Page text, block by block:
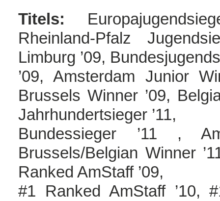
Titels:
Rheinland-Pfalz
Limburg ’09,
’09, Amsterdam Junior
Brussels Winner ’09,
Jahrhundertsieger ’11,
Bundessieger ’11 ,
Brussels/Belgian Winner
Ranked AmStaff ’09,
#1 Ranked AmStaff ’10,